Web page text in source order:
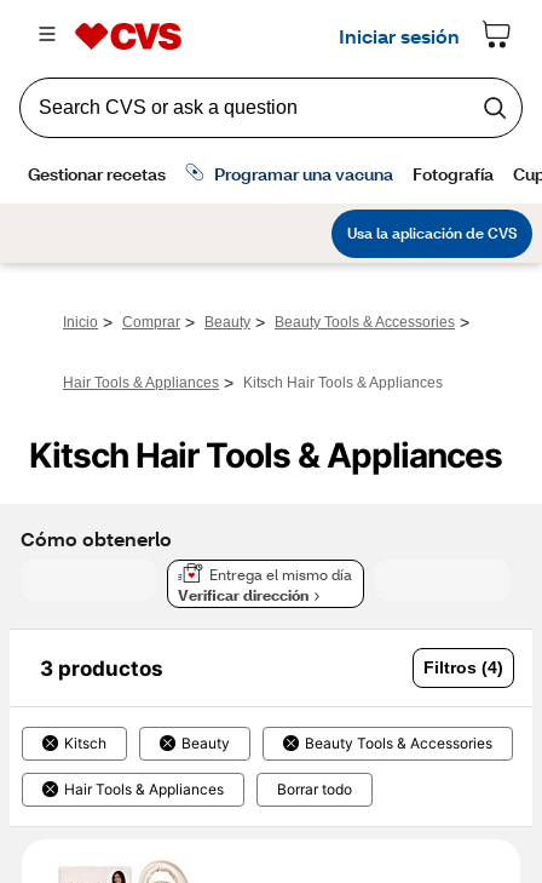
Inicio > Comprar > Beauty > Beauty Tools & Accessories >
Hair Tools & Appliances > Kitsch Hair Tools & Appliances
Kitsch Hair Tools & Appliances
Cómo obtenerlo
Entrega el mismo día
Verificar dirección
3 productos Filtros (4)
Kitsch Beauty Beauty Tools & Accessories
Hair Tools & Appliances Borrar todo